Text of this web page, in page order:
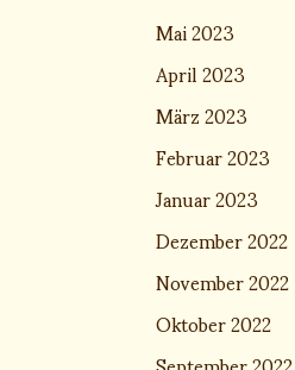
Mai 2023
April 2023
März 2023
Februar 2023
Januar 2023
Dezember 2022
November 2022
Oktober 2022